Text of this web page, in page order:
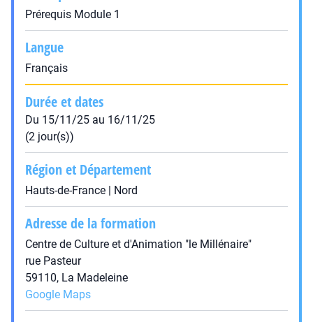
Prérequis Module 1
Langue
Français
Durée et dates
Du 15/11/25 au 16/11/25
(2 jour(s))
Région et Département
Hauts-de-France | Nord
Adresse de la formation
Centre de Culture et d'Animation "le Millénaire"
rue Pasteur
59110, La Madeleine
Google Maps